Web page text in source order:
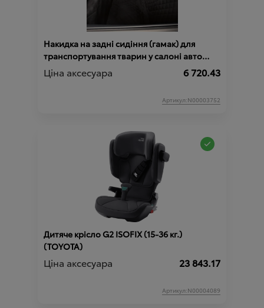
Накидка на задні сидіння (гамак) для
транспортування тварин у салоні авто
(TOYOTA)
Ціна аксесуара 6 720.43
Артикул:N00003752
Дитяче крісло G2 ISOFIX (15-36 кг.)
(TOYOTA)
Ціна аксесуара 23 843.17
Артикул:N00004089